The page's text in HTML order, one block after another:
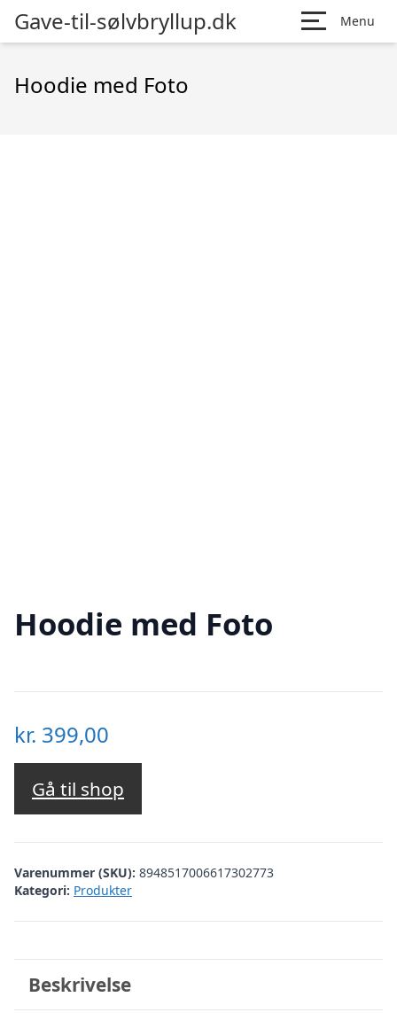
Gave-til-sølvbryllup.dk Menu
Hoodie med Foto
Hoodie med Foto
kr. 399,00
Gå til shop
Varenummer (SKU): 8948517006617302773
Kategori: Produkter
Beskrivelse